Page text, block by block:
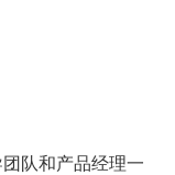
队和产品经理一